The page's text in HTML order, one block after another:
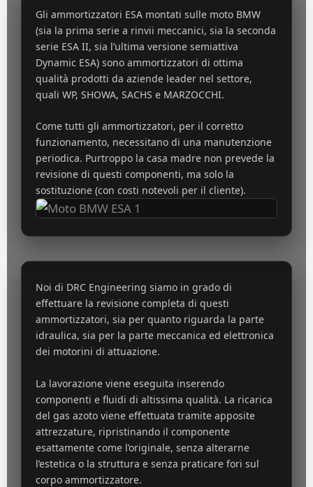
Gli ammortizzatori ESA montati sulle moto BMW
(sia la prima serie a rinvii meccanici, sia la seconda
serie ESA II, sia l’ultima versione semiattiva
Dynamic ESA) sono ammortizzatori di ottima
qualità prodotti da aziende leader nel settore,
quali WP, SHOWA, SACHS e MARZOCCHI.
Come tutti gli ammortizzatori, per il corretto
funzionamento, necessitano di una manutenzione
periodica. Purtroppo la casa madre non prevede la
revisione di questi componenti, ma solo la
sostituzione (con costi notevoli per il cliente).
Noi di DRC Engineering siamo in grado di
effettuare la revisione completa di questi
ammortizzatori, sia per quanto riguarda la parte
idraulica, sia per la parte meccanica ed elettronica
dei motorini di attuazione.
La lavorazione viene eseguita inserendo
componenti e fluidi di altissima qualità. La ricarica
del gas azoto viene effettuata tramite apposite
attrezzature, ripristinando il componente
esattamente come l’originale, senza alterarne
l’estetica o la struttura e senza praticare fori sul
corpo ammortizzatore.